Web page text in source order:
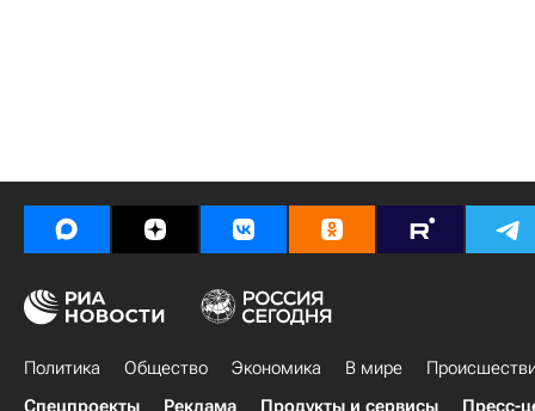
Политика Общество Экономика В мире
Спецпроекты
Реклама Продукты и сервисы Пресс-